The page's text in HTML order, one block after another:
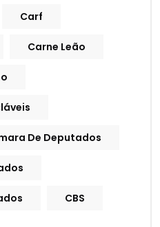
Carf
Carne Leão
De Deputados
CBS